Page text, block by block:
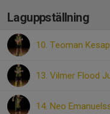
Laguppställning
10. Teoman
13. Vilmer Flood
14. Neo